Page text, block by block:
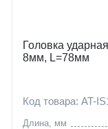
Головка
8мм, L=78мм
Код товара: AT-
Длина, мм